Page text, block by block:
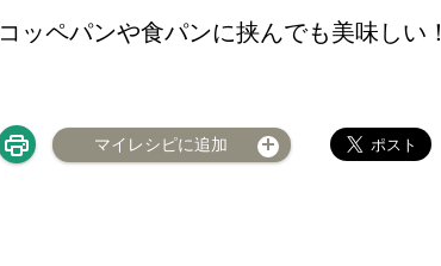
コッペパンや食パンに挟んでも美味しい！
マイレシピに追加